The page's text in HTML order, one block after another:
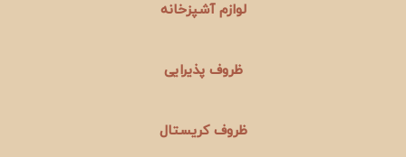
لوازم آشپزخانه
ظروف پذیرایی
ظروف کریستال